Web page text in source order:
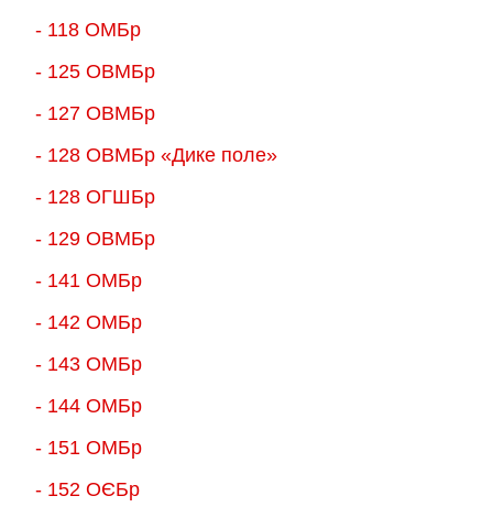
- 118 ОМБр
- 125 ОВМБр
- 127 ОВМБр
- 128 ОВМБр «Дике поле»
- 128 ОГШБр
- 129 ОВМБр
- 141 ОМБр
- 142 ОМБр
- 143 ОМБр
- 144 ОМБр
- 151 ОМБр
- 152 ОЄБр